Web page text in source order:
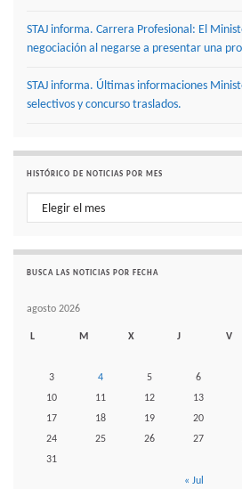
STAJ informa. Carrera Profesional: El
negociación al negarse a presentar una
STAJ informa. Últimas informaciones
selectivos y concurso traslados.
HISTÓRICO DE NOTICIAS POR MES
Histórico de noticias por mes
BUSCA LAS NOTICIAS POR FECHA
agosto 2026
L M X J V
3
4 5 6
10
11 12 13
17
18 19 20
24
25 26 27
31
« Jul